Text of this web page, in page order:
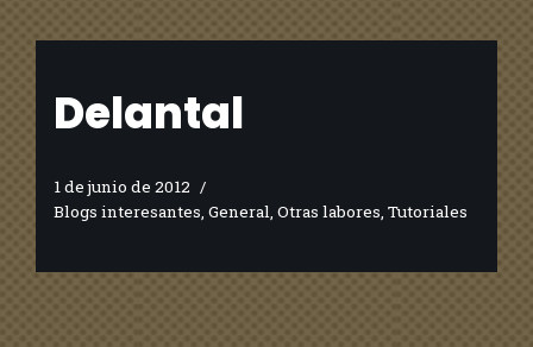
Delantal
1 de junio de 2012
Blogs interesantes General Otras labores Tutoriales